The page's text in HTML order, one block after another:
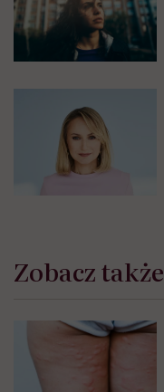
Zobacz także